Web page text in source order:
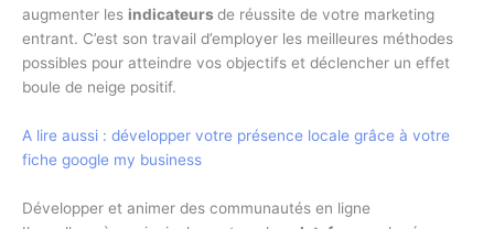
augmenter les indicateurs de réussite de votre marketing
entrant. C’est son travail d’employer les meilleures méthodes
possibles pour atteindre vos objectifs et déclencher un effet
boule de neige positif.
A lire aussi : développer votre présence locale grâce à votre
fiche google my business
Développer et animer des communautés en ligne